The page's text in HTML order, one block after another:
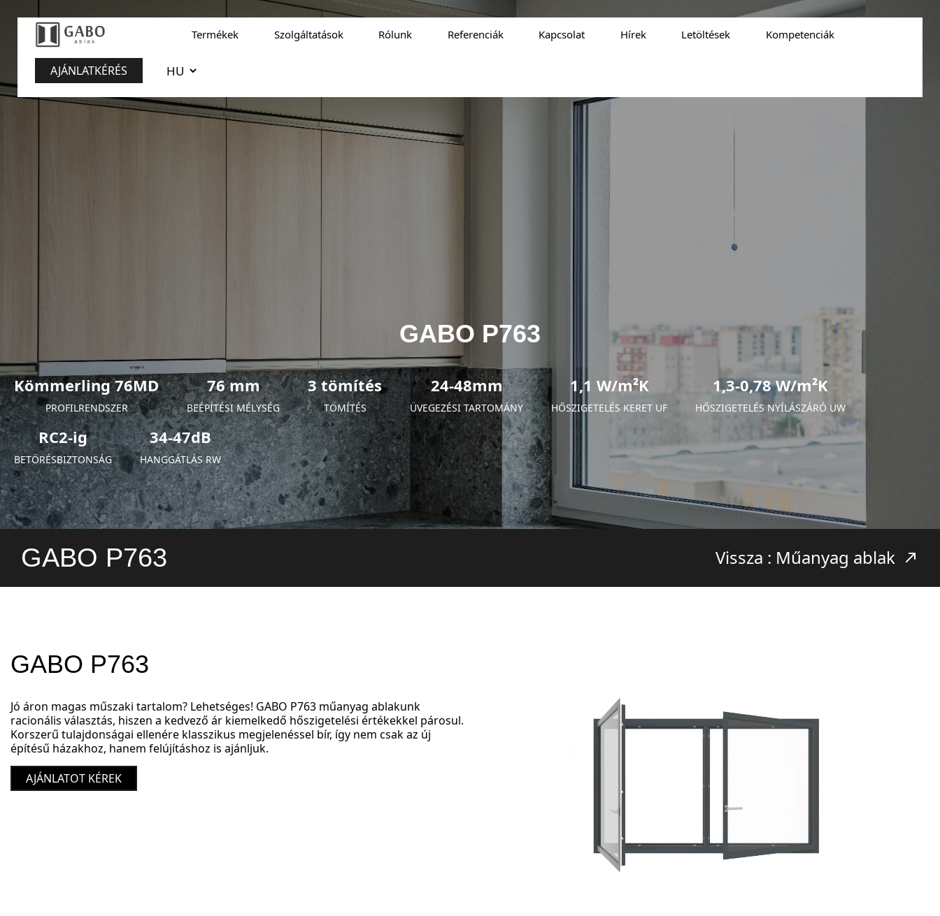
Termékek Szolgáltatások Rólunk Referenciák Kapcsolat Hírek Letöltések Kompetenciák
AJÁNLATKÉRÉS
GABO P763
Kömmerling 76MD
PROFILRENDSZER
76 mm
BEÉPÍTÉSI MÉLYSÉG
3 tömítés
TÖMÍTÉS
24-48mm
ÜVEGEZÉSI TARTOMÁNY
1,1 W/m²K
HŐSZIGETELÉS KERET UF
1,3-0,78 W/m²K
HŐSZIGETELÉS NYÍLÁSZÁRÓ UW
RC2-ig
BETÖRÉSBIZTONSÁG
34-47dB
HANGGÁTLÁS RW
GABO P763 Vissza : Műanyag ablak
GABO P763
Jó áron magas műszaki tartalom? Lehetséges! GABO P763 műanyag ablakunk
racionális választás, hiszen a kedvező ár kiemelkedő hőszigetelési értékekkel párosul.
Korszerű tulajdonságai ellenére klasszikus megjelenéssel bír, így nem csak az új
építésű házakhoz, hanem felújításhoz is ajánljuk.
AJÁNLATOT KÉREK